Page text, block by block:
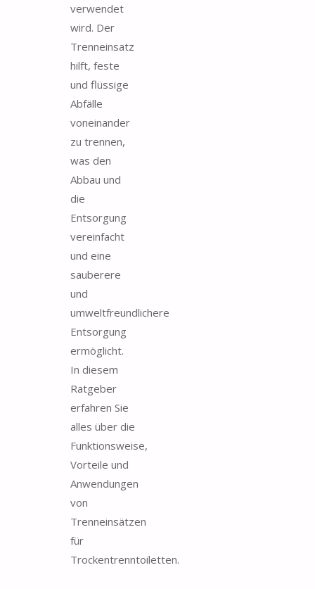
verwendet
wird. Der
Trenneinsatz
hilft, feste
und flüssige
Abfälle
voneinander
zu trennen,
was den
Abbau und
die
Entsorgung
vereinfacht
und eine
sauberere
und
umweltfreundlichere
Entsorgung
ermöglicht.
In diesem
Ratgeber
erfahren Sie
alles über die
Funktionsweise,
Vorteile und
Anwendungen
von
Trenneinsätzen
für
Trockentrenntoiletten.